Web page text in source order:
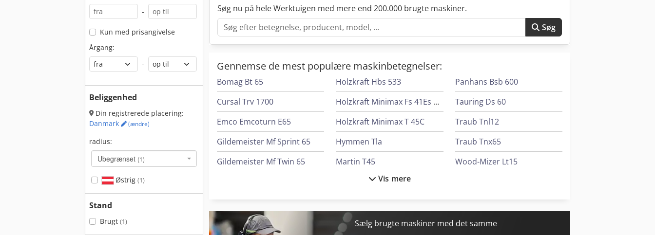
-
Kun med prisangivelse
Årgang:
-
Beliggenhed
Din registrerede placering:
Danmark
(ændre)
radius:
Ubegrænset (1)
Østrig (1)
Stand
Brugt (1)
Søg nu på hele Werktuigen med mere end 200.000 brugte maskiner.
Søg
Gennemse de mest populære maskinbetegnelser:
Bomag Bt 65
Cursal Trv 1700
Emco Emcoturn E65
Gildemeister Mf Sprint 65
Gildemeister Mf Twin 65
Hofmann Tfs 107
Holzkraft Hbs 533
Holzkraft Minimax Fs 41Es Tersa
Holzkraft Minimax T 45C
Hymmen Tla
Martin T45
Martin T70
Panhans 245/20
Panhans Bsb 600
Tauring Ds 60
Traub Tnl12
Traub Tnx65
Wood-Mizer Lt15
Vis mere
Sælg brugte maskiner med det samme